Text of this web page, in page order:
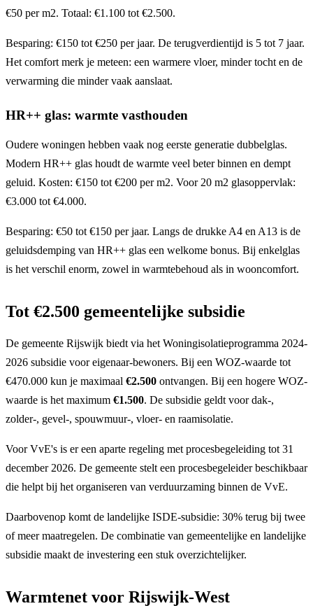
€50 per m2. Totaal: €1.100 tot €2.500.
Besparing: €150 tot €250 per jaar. De terugverdientijd is 5 tot 7 jaar.
Het comfort merk je meteen: een warmere vloer, minder tocht en de
verwarming die minder vaak aanslaat.
HR++ glas: warmte vasthouden
Oudere woningen hebben vaak nog eerste generatie dubbelglas.
Modern HR++ glas houdt de warmte veel beter binnen en dempt
geluid. Kosten: €150 tot €200 per m2. Voor 20 m2 glasoppervlak:
€3.000 tot €4.000.
Besparing: €50 tot €150 per jaar. Langs de drukke A4 en A13 is de
geluidsdemping van HR++ glas een welkome bonus. Bij enkelglas
is het verschil enorm, zowel in warmtebehoud als in wooncomfort.
Tot €2.500 gemeentelijke subsidie
De gemeente Rijswijk biedt via het Woningisolatieprogramma 2024-
2026 subsidie voor eigenaar-bewoners. Bij een WOZ-waarde tot
€470.000 kun je maximaal €2.500 ontvangen. Bij een hogere WOZ-
waarde is het maximum €1.500. De subsidie geldt voor dak-,
zolder-, gevel-, spouwmuur-, vloer- en raamisolatie.
Voor VvE's is er een aparte regeling met procesbegeleiding tot 31
december 2026. De gemeente stelt een procesbegeleider beschikbaar
die helpt bij het organiseren van verduurzaming binnen de VvE.
Daarbovenop komt de landelijke ISDE-subsidie: 30% terug bij twee
of meer maatregelen. De combinatie van gemeentelijke en landelijke
subsidie maakt de investering een stuk overzichtelijker.
Warmtenet voor Rijswijk-West